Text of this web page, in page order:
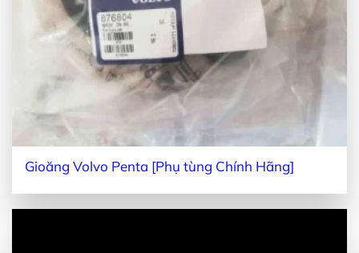
Gioăng Volvo Penta [Phụ tùng Chính Hãng]